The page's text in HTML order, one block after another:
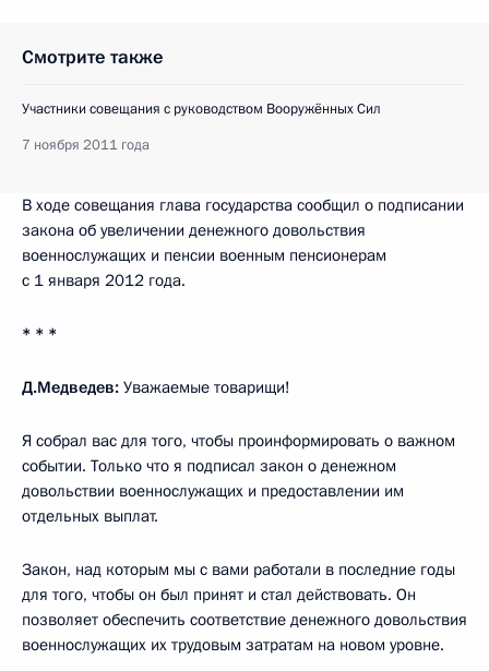
Смотрите также
Участники совещания с руководством Вооружённых Сил
7 ноября 2011 года
В ходе совещания глава государства сообщил о подписании
закона об увеличении денежного довольствия
военнослужащих и пенсии военным пенсионерам
с 1 января 2012 года.
* * *
Д.Медведев: Уважаемые товарищи!
Я собрал вас для того, чтобы проинформировать о важном
событии. Только что я подписал закон о денежном
довольствии военнослужащих и предоставлении им
отдельных выплат.
Закон, над которым мы с вами работали в последние годы
для того, чтобы он был принят и стал действовать. Он
позволяет обеспечить соответствие денежного довольствия
военнослужащих их трудовым затратам на новом уровне.